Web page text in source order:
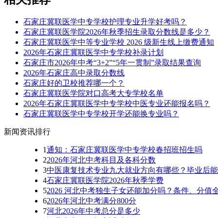
石家庄冀联医学中专学校护理专业升学好考吗？
石家庄冀联医学院2026年秋季招生录取分数线是多少？
石家庄冀联医学中等专业学校 2026 级新生线上缴费通知
2026年石家庄冀联医学中专学校补录计划
石家庄市2026年中考“3+2”“5年一贯制”录取结果查询
2026年石家庄高中录取分数线
石家庄好的卫校推荐哪一个？
石家庄冀联医学院对口高考大专学校名单
2026年石家庄冀联医学中专学校中医专业还能报名吗？
石家庄冀联医学中专学校开学还能换专业吗？
新闻资讯排行
1通知：石家庄冀联医学中专学校春招班招生吗
22026年河北中考科目及各科分数
3中医康复技术专业九大就业方向有哪些？毕业后
4石家庄冀联医学院2026年秋季学费
52026 河北中考独生子女还能加分吗？条件、分值
62026年河北中考满分800分
7河北2026年中考总分是多少